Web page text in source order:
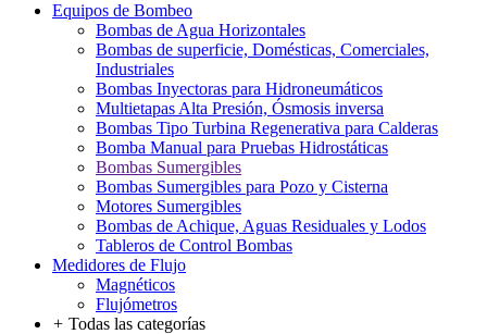
Equipos de Bombeo
Bombas de Agua Horizontales
Bombas de superficie, Domésticas, Comerciales,
Industriales
Bombas Inyectoras para Hidroneumáticos
Multietapas Alta Presión, Ósmosis inversa
Bombas Tipo Turbina Regenerativa para Calderas
Bomba Manual para Pruebas Hidrostáticas
Bombas Sumergibles
Bombas Sumergibles para Pozo y Cisterna
Motores Sumergibles
Bombas de Achique, Aguas Residuales y Lodos
Tableros de Control Bombas
Medidores de Flujo
Magnéticos
Flujómetros
+ Todas las categorías